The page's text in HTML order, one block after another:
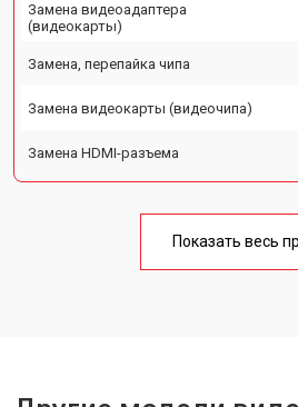
Замена видеоадаптера
(видеокарты)
Замена, перепайка чипа
Замена видеокарты (видеочипа)
Замена HDMI-разъема
Показать весь